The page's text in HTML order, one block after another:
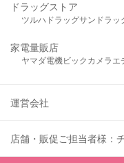
ドラッグストア
ツルハドラッグサンドラッ
家電量販店
ヤマダ電機ビックカメラ エ
運営会社
店舗・販促ご担当者様：